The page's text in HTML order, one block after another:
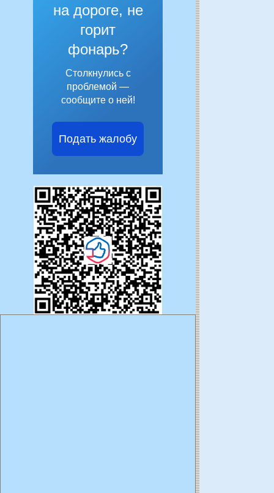
на дороге, не
горит
фонарь?
Столкнулись с
проблемой —
сообщите о ней!
Подать жалобу